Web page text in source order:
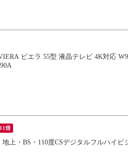
ビエラ 55型 液晶テレビ 4K対応
倍
上・BS・110度CSデジタルフルハイビ